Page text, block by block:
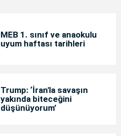
MEB 1. sınıf ve anaokulu
uyum haftası tarihleri
Trump: ‘İran'la savaşın
yakında biteceğini
düşünüyorum’